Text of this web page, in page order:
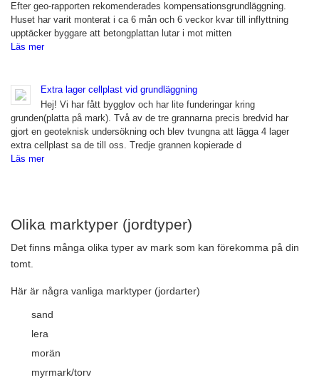
Efter geo-rapporten rekomenderades kompensationsgrundläggning.
Huset har varit monterat i ca 6 mån och 6 veckor kvar till inflyttning
upptäcker byggare att betongplattan lutar i mot mitten
Läs mer
Extra lager cellplast vid grundläggning
Hej! Vi har fått bygglov och har lite funderingar kring
grunden(platta på mark). Två av de tre grannarna precis bredvid har
gjort en geoteknisk undersökning och blev tvungna att lägga 4 lager
extra cellplast sa de till oss. Tredje grannen kopierade d
Läs mer
Olika marktyper (jordtyper)
Det finns många olika typer av mark som kan förekomma på din
tomt.
Här är några vanliga marktyper (jordarter)
sand
lera
morän
myrmark/torv